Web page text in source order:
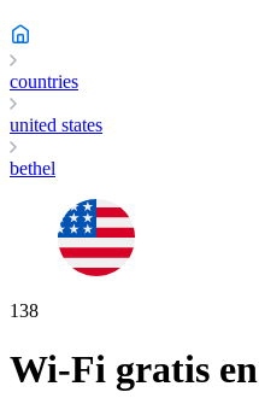
countries
united states
bethel
138
Wi-Fi gratis en